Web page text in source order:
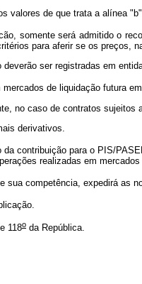
valores de que trata a alínea
somente será admitido o
para aferir se os
ser registradas em
mercados de liquidação futura
no caso de contratos sujeitos
derivativos.
contribuição para o PIS/
realizadas em
sua competência, expedirá as
118o da República.